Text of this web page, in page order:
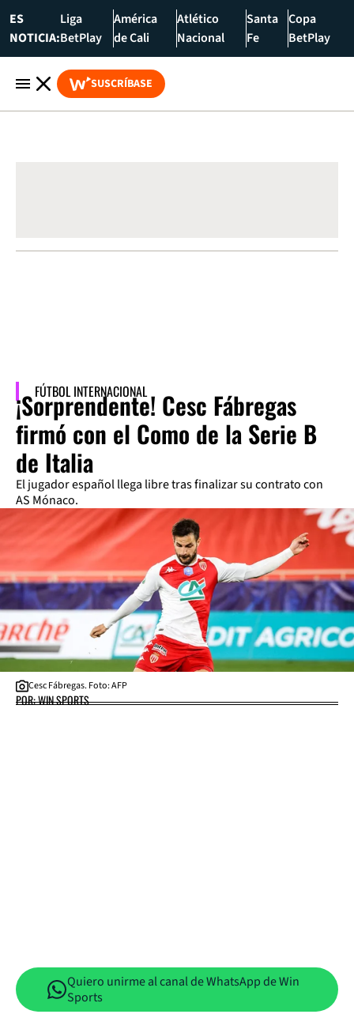
ES
NOTICIA:
Liga
BetPlay
América
de Cali
Atlético
Nacional
Santa
Fe
Copa
BetPlay
SUSCRÍBASE
FÚTBOL INTERNACIONAL
¡Sorprendente! Cesc Fábregas
firmó con el Como de la Serie B
de Italia
El jugador español llega libre tras finalizar su contrato con
AS Mónaco.
Cesc Fábregas. Foto: AFP
POR: WIN SPORTS
Quiero unirme al canal de WhatsApp de Win
Sports